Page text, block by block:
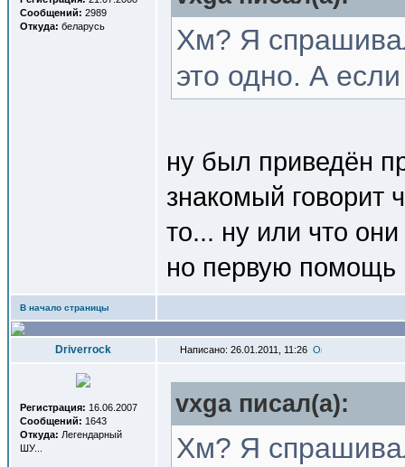
Сообщений: 2989
Откуда: беларусь
Хм? Я
это одно. А
ну был приведён
знакомый говорит
то... ну или что
но первую помощь
В начало страницы
Driverrock Написано: 26.01.2011, 11:26
Регистрация: 16.06.2007
Сообщений: 1643
Откуда: Легендарный
ШУ...
vxga писал(a):
Хм? Я